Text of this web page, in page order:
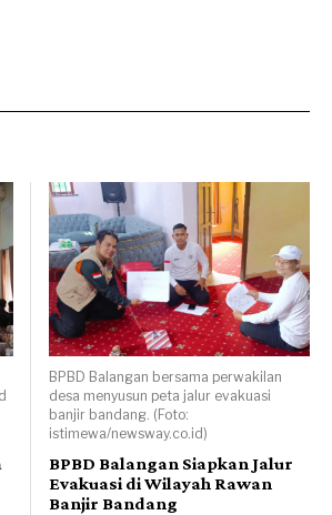
BPBD Balangan bersama perwakilan
desa menyusun peta jalur evakuasi
banjir bandang. (Foto:
istimewa/newsway.co.id)
BPBD Balangan Siapkan Jalur
Evakuasi di Wilayah Rawan
Banjir Bandang